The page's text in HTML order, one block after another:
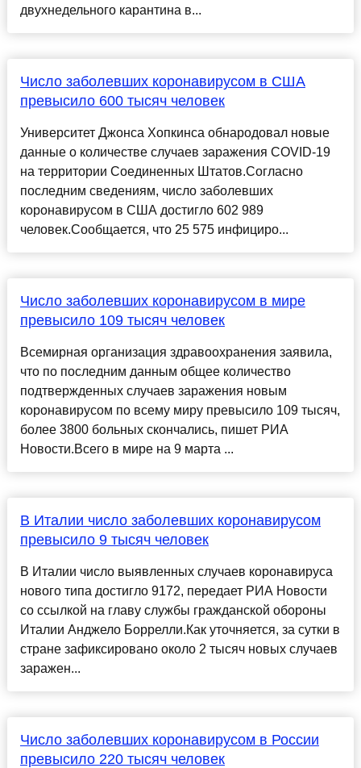
двухнедельного карантина в...
Число заболевших коронавирусом в США
превысило 600 тысяч человек
Университет Джонса Хопкинса обнародовал новые
данные о количестве случаев заражения COVID-19
на территории Соединенных Штатов.Согласно
последним сведениям, число заболевших
коронавирусом в США достигло 602 989
человек.Сообщается, что 25 575 инфициро...
Число заболевших коронавирусом в мире
превысило 109 тысяч человек
Всемирная организация здравоохранения заявила,
что по последним данным общее количество
подтвержденных случаев заражения новым
коронавирусом по всему миру превысило 109 тысяч,
более 3800 больных скончались, пишет РИА
Новости.Всего в мире на 9 марта ...
В Италии число заболевших коронавирусом
превысило 9 тысяч человек
В Италии число выявленных случаев коронавируса
нового типа достигло 9172, передает РИА Новости
со ссылкой на главу службы гражданской обороны
Италии Анджело Боррелли.Как уточняется, за сутки в
стране зафиксировано около 2 тысяч новых случаев
заражен...
Число заболевших коронавирусом в России
превысило 220 тысяч человек